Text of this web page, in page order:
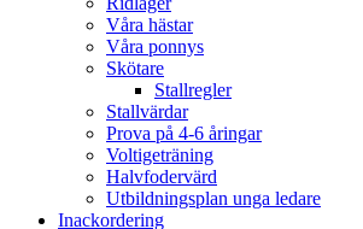
Våra hästar
Våra ponnys
Skötare
Stallregler
Stallvärdar
Prova på 4-6 åringar
Voltigeträning
Halvfodervärd
Utbildningsplan unga ledare
Inackordering